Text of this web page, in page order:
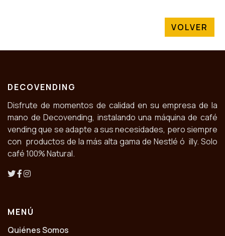
VOLVER
DECOVENDING
Disfrute de momentos de calidad en su empresa de la
mano de Decovending, instalando una máquina de café
vending que se adapte a sus necesidades, pero siempre
con productos de la más alta gama de Nestlé ó illy. Solo
café 100% Natural.
MENÚ
Quiénes Somos